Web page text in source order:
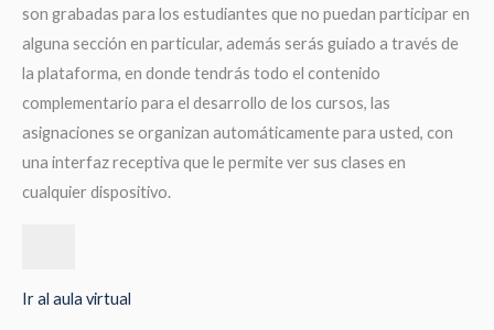
son grabadas para los estudiantes que no puedan participar en
alguna sección en particular, además serás guiado a través de
la plataforma, en donde tendrás todo el contenido
complementario para el desarrollo de los cursos, las
asignaciones se organizan automáticamente para usted, con
una interfaz receptiva que le permite ver sus clases en
cualquier dispositivo.
Ir al aula virtual